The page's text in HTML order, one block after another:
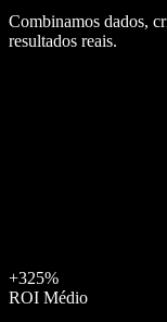
Combinamos dados,
resultados reais.
+325%
ROI Médio